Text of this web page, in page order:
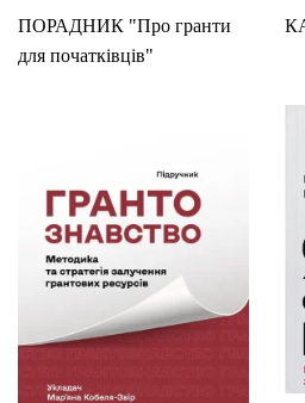
ПОРАДНИК "Про гранти
для початківців"